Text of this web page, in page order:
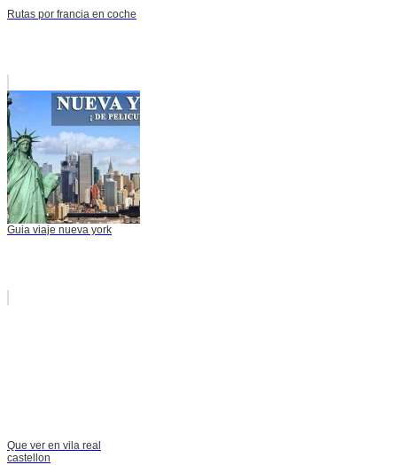
Rutas por francia en coche
Guia viaje nueva york
Que ver en vila real
castellon